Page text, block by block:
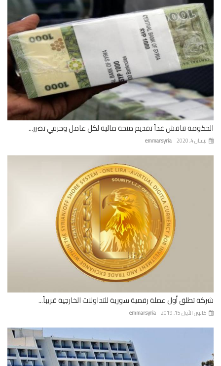
تناقش غداً تقديم منحة مالية لكل عامل وحرفي تضرر...
emmarsyria 4, 2020
تطلق أول عملة رقمية سورية للتداولات الخارجية قريباً...
emmarsyria الأول 15, 2019